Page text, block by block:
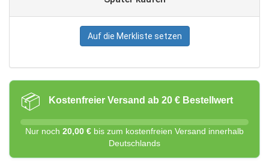
Auf die Merkliste setzen
📦 Kostenfreier Versand ab 20 € Bestellwert
Nur noch 20,00 € bis zum kostenfreien Versand innerhalb
Deutschlands